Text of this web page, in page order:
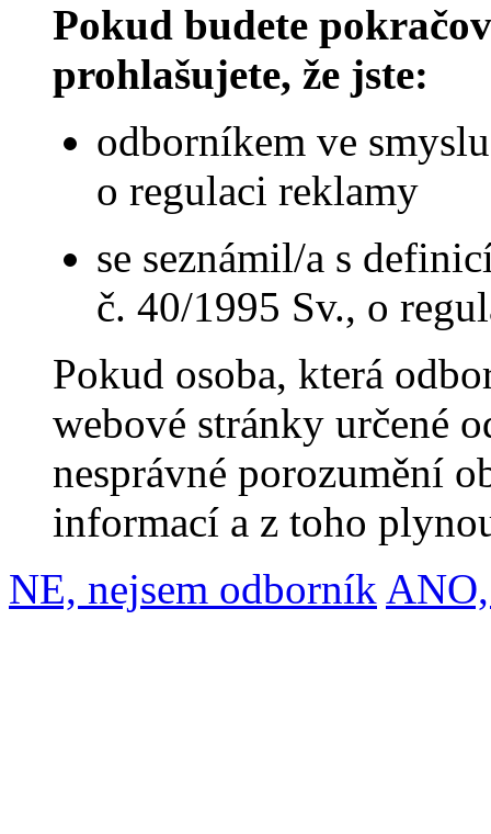
Pokud budete
prohlašujete, že jste:
odborníkem ve
o regulaci reklamy
se seznámil/a s
č. 40/1995 Sv., o
Pokud osoba, která
webové stránky určené
nesprávné porozumění
informací a z toho
NE, nejsem odborník